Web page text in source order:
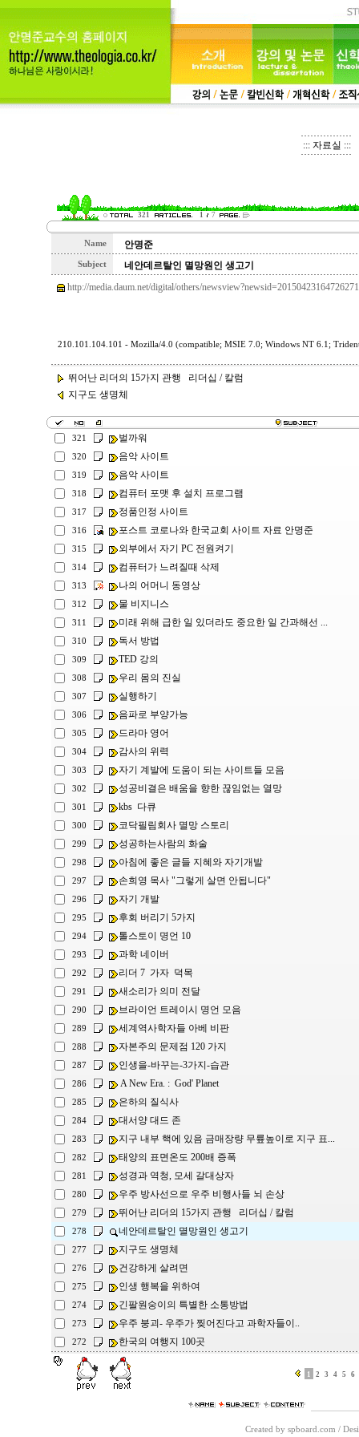
::: 자료실 :::
321 1 7
Name 안명준
Subject
네안데르탈인 멸망원인 생고기
http://media.daum.net/digital/others/newsview?newsid=20150423164726271
210.101.104.101 - Mozilla/4.0 (compatible; MSIE 7.0; Windows NT 6.1;
뛰어난 리더의 15가지 관행 리더십 / 칼럼
지구도 생명체
321 벌까워
320 음악 사이트
319 음악 사이트
318 컴퓨터 포맷 후 설치 프로그램
317 정품인정 사이트
316 포스트 코로나와 한국교회 사이트 자료 안명준
315 외부에서 자기 PC 전원켜기
314 컴퓨터가 느려질때 삭제
313 나의 어머니 동영상
312 물 비지니스
311 미래 위해 급한 일 있더라도 중요한 일 간과해선 ...
310 독서 방법
309 TED 강의
308 우리 몸의 진실
307 실행하기
306 음파로 부양가능
305 드라마 영어
304 감사의 위력
303 자기 계발에 도움이 되는 사이트들 모음
302 성공비결은 배움을 향한 끊임없는 열망
301 kbs 다큐
300 코닥필림회사 멸망 스토리
299 성공하는사람의 화술
298 아침에 좋은 글들 지혜와 자기개발
297 손희영 목사 "그렇게 살면 안됩니다"
296 자기 개발
295 후회 버리기 5가지
294 톨스토이 명언 10
293 과학 네이버
292 리더 7 가자 덕목
291 새소리가 의미 전달
290 브라이언 트레이시 명언 모음
289 세계역사학자들 아베 비판
288 자본주의 문제점 120 가지
287 인생을-바꾸는-3가지-습관
286 A New Era. : God' Planet
285 은하의 질식사
284 대서양 대드 존
283 지구 내부 핵에 있음 금매장량 무륲높이로 지구 표...
282 태양의 표면온도 200배 증폭
281 성경과 역청, 모세 갈대상자
280 우주 방사선으로 우주 비행사들 뇌 손상
279 뛰어난 리더의 15가지 관행 리더십 / 칼럼
278 네안데르탈인 멸망원인 생고기
277 지구도 생명체
276 건강하게 살려면
275 인생 행복을 위하여
274 긴팔원숭이의 특별한 소통방법
273 우주 붕괴- 우주가 찢어진다고 과학자들이..
272 한국의 여행지 100곳
1 2 3 4 5 6
Created by spboard.com /